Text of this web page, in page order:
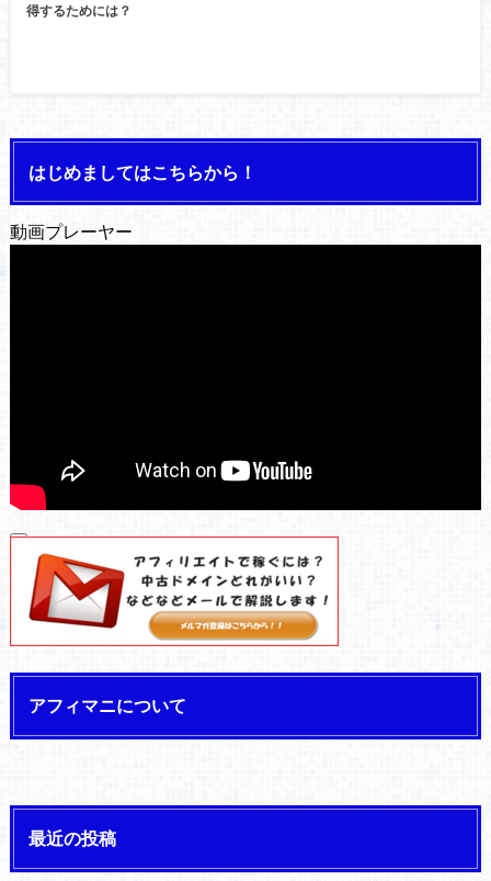
得するためには？
はじめましてはこちらから！
動画プレーヤー
00:00
00:00
04:34
アフィマニについて
最近の投稿